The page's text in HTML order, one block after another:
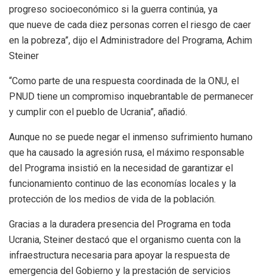
progreso socioeconómico si la guerra continúa, ya
que nueve de cada diez personas corren el riesgo de caer
en la pobreza”, dijo el Administradore del Programa, Achim
Steiner
“Como parte de una respuesta coordinada de la ONU, el
PNUD tiene un compromiso inquebrantable de permanecer
y cumplir con el pueblo de Ucrania”, añadió.
Aunque no se puede negar el inmenso sufrimiento humano
que ha causado la agresión rusa, el máximo responsable
del Programa insistió en la necesidad de garantizar el
funcionamiento continuo de las economías locales y la
protección de los medios de vida de la población.
Gracias a la duradera presencia del Programa en toda
Ucrania, Steiner destacó que el organismo cuenta con la
infraestructura necesaria para apoyar la respuesta de
emergencia del Gobierno y la prestación de servicios